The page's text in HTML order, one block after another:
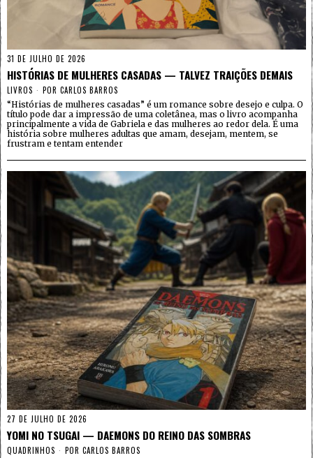
31 DE JULHO DE 2026
HISTÓRIAS DE MULHERES CASADAS — TALVEZ TRAIÇÕES DEMAIS
LIVROS POR CARLOS BARROS
“Histórias de mulheres casadas” é um romance sobre desejo e culpa. O
título pode dar a impressão de uma coletânea, mas o livro acompanha
principalmente a vida de Gabriela e das mulheres ao redor dela. É uma
história sobre mulheres adultas que amam, desejam, mentem, se
frustram e tentam entender
27 DE JULHO DE 2026
YOMI NO TSUGAI — DAEMONS DO REINO DAS SOMBRAS
QUADRINHOS POR CARLOS BARROS